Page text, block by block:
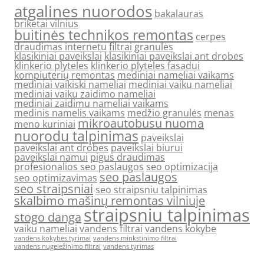
atgalines nuorodos bakalauras
briketai vilnius
buitinės technikos remontas cerpes
draudimas internetufiltraigranulės
klasikiniai paveikslai klasikiniai paveikslai ant drobes
klinkerio plyteles klinkerio plyteles fasadui
kompiuterių remontas mediniai nameliai vaikams
mediniai vaikiski nameliai mediniai vaiku nameliai
mediniai vaiku zaidimo nameliai
mediniai zaidimu nameliai vaikams
medinis namelis vaikams medžio granulės menas
meno kuriniai mikroautobusu nuoma
nuorodu talpinimas paveikslai
paveikslai ant drobespaveikslai biurui
paveikslai namui pigus draudimas
profesionalios seo paslaugos seo optimizacija
seo optimizavimas seo paslaugos
seo straipsniai seo straipsniu talpinimas
skalbimo mašinų remontas vilniuje
stogo dangastraipsniu talpinimas
vaiku nameliai vandens filtrai vandens kokybe
vandens kokybės tyrimai vandens minkstinimo filtrai
vandens nugeležinimo filtrai vandens tyrimas